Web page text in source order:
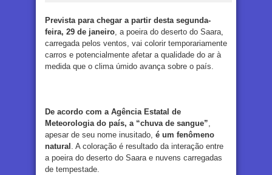
Prevista para chegar a partir desta segunda-
feira, 29 de janeiro, a poeira do deserto do Saara,
carregada pelos ventos, vai colorir temporariamente
carros e potencialmente afetar a qualidade do ar à
medida que o clima úmido avança sobre o país.
De acordo com a Agência Estatal de
Meteorologia do país, a “chuva de sangue”,
apesar de seu nome inusitado, é um fenômeno
natural . A coloração é resultado da interação entre
a poeira do deserto do Saara e nuvens carregadas
de tempestade.